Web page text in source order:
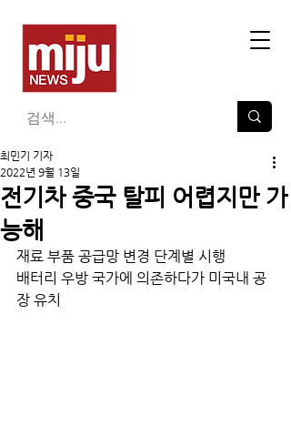
전기차 중국 탈피 어렵지만 가
능해
최민기 기자
2022년 9월 13일
재료 부품 공급망 변경 단계별 시행
배터리 우방 국가에 의존하다가 미국내 공
장 유치